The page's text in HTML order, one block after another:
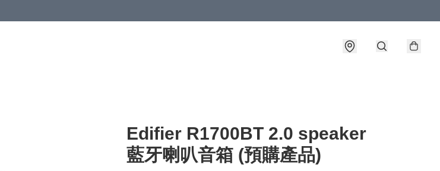
Edifier R1700BT 2.0 speaker
藍牙喇叭音箱 (預購產品)